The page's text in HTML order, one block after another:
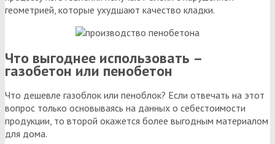
геометрией, которые ухудшают качество кладки.
Что выгоднее использовать –
газобетон или пенобетон
Что дешевле газоблок или пеноблок? Если отвечать на этот
вопрос только основываясь на данных о себестоимости
продукции, то второй окажется более выгодным материалом
для дома.